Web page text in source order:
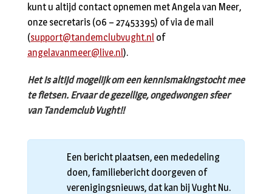
kunt u altijd contact opnemen met Angela van Meer,
onze secretaris (06 – 27453395) of via de mail
(support@tandemclubvught.nl of
angelavanmeer@live.nl).
Het is altijd mogelijk om een kennismakingstocht mee
te fietsen. Ervaar de gezellige, ongedwongen sfeer
van Tandemclub Vught!!
Een bericht plaatsen, een mededeling
doen, familiebericht doorgeven of
verenigingsnieuws, dat kan bij Vught Nu.